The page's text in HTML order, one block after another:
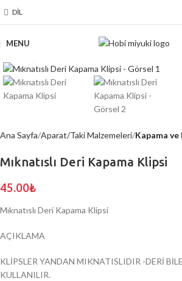
DIL
MENU
Ana Sayfa Aparat/Taki Malzemeleri Kapama
Mıknatıslı Deri Kapama Klipsi
45.00₺
Mıknatıslı Deri Kapama Klipsi
AÇIKLAMA
KLİPSLER YANDAN MIKNATISLIDIR -DERİ
KULLANILIR.